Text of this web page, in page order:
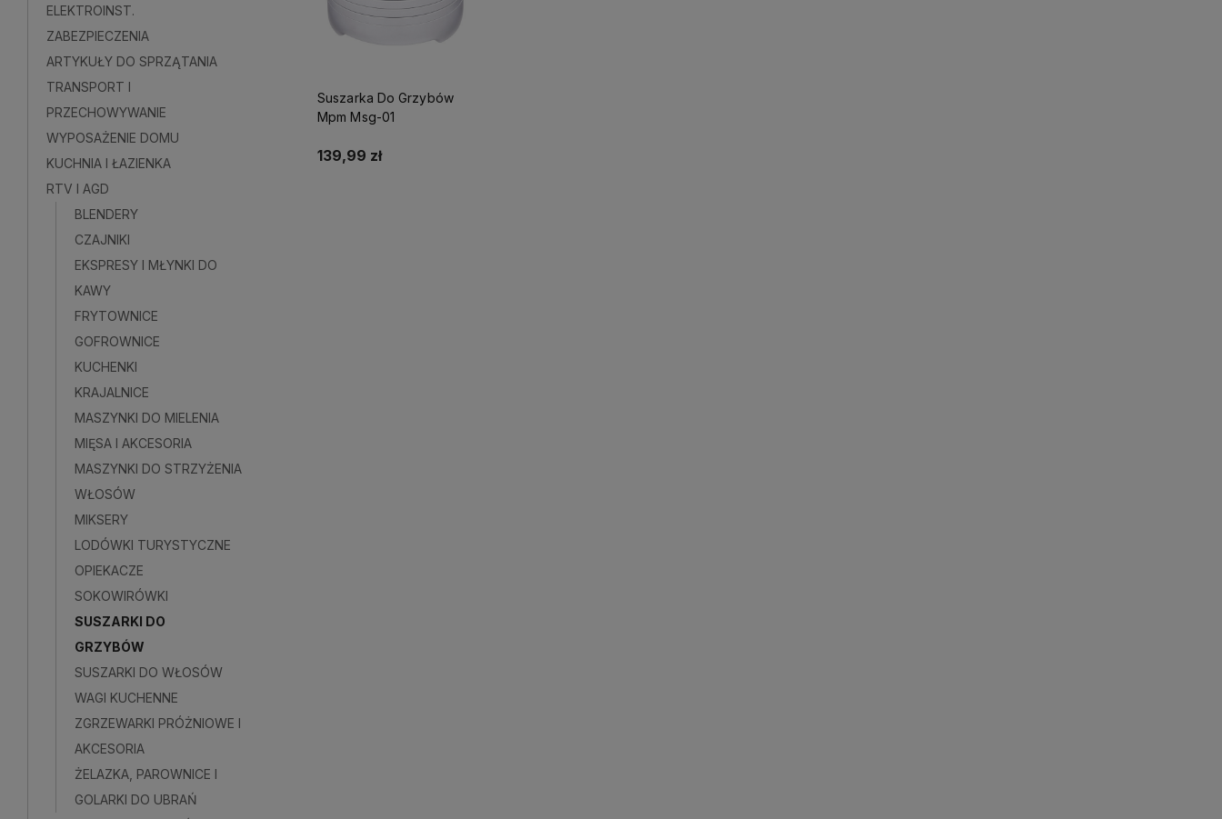
ELEKTROINST.
ZABEZPIECZENIA
ARTYKUŁY DO SPRZĄTANIA
TRANSPORT I
PRZECHOWYWANIE
WYPOSAŻENIE DOMU
KUCHNIA I ŁAZIENKA
RTV I AGD
BLENDERY
CZAJNIKI
EKSPRESY I MŁYNKI DO
KAWY
FRYTOWNICE
GOFROWNICE
KUCHENKI
KRAJALNICE
MASZYNKI DO MIELENIA
MIĘSA I AKCESORIA
MASZYNKI DO STRZYŻENIA
WŁOSÓW
MIKSERY
LODÓWKI TURYSTYCZNE
OPIEKACZE
SOKOWIRÓWKI
SUSZARKI DO
GRZYBÓW
SUSZARKI DO WŁOSÓW
WAGI KUCHENNE
ZGRZEWARKI PRÓŻNIOWE I
AKCESORIA
ŻELAZKA, PAROWNICE I
GOLARKI DO UBRAŃ
Suszarka Do Grzybów
Mpm Msg-01
139,99 zł